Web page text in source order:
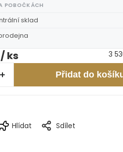
Hlídat Sdílet
POBOČKÁCH
sklad
/ ks 3
Přidat do